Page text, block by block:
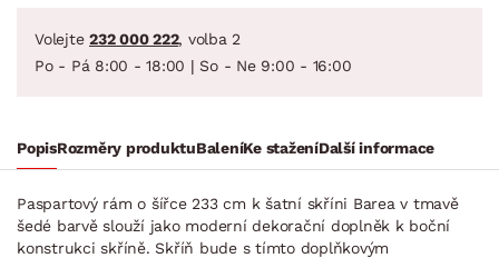
Volejte 232 000 222, volba 2
Po - Pá 8:00 - 18:00 | So - Ne 9:00 - 16:00
PopisRozměry produktuBaleníKe staženíDalší informace
Paspartový rám o šířce 233 cm k šatní skříni Barea v tmavě
šedé barvě slouží jako moderní dekorační doplněk k boční
konstrukci skříně. Skříň bude s tímto doplňkovým